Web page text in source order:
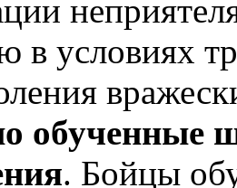
в условиях
обученные
. Бойцы